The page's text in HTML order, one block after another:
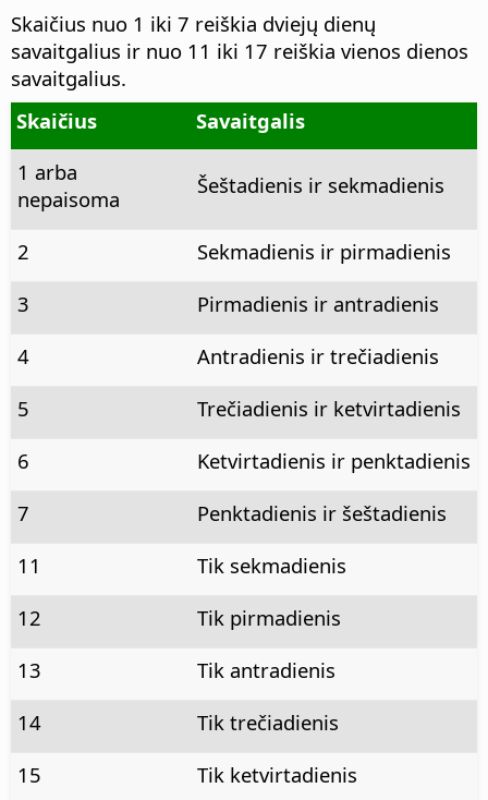
Skaičius nuo 1 iki 7 reiškia dviejų dienų
savaitgalius ir nuo 11 iki 17 reiškia vienos dienos
savaitgalius.
Skaičius
Savaitgalis
1 arba
nepaisoma
Šeštadienis ir sekmadienis
2
Sekmadienis ir pirmadienis
3
Pirmadienis ir antradienis
4
Antradienis ir trečiadienis
5
Trečiadienis ir ketvirtadienis
6
Ketvirtadienis ir penktadienis
7
Penktadienis ir šeštadienis
11
Tik sekmadienis
12
Tik pirmadienis
13
Tik antradienis
14
Tik trečiadienis
15
Tik ketvirtadienis